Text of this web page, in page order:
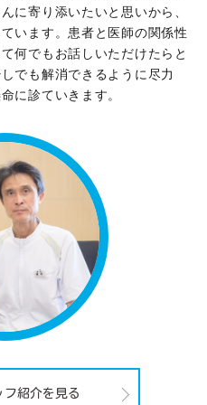
に寄り添いたいと思いから、
います。患者と医師の関係性
何でもお話しいただけたらと
でも解消できるように尽力
に診ていきます。
フ紹介を見る